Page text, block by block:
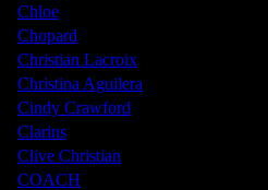
Chloe
Chopard
Christian Lacroix
Christina Aguilera
Cindy Crawford
Clarins
Clive Christian
COACH